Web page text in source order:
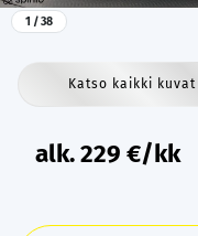
1 / 38
Katso kaikki kuvat
alk.229 €/kk